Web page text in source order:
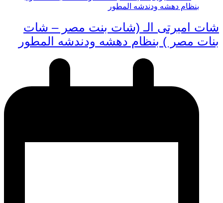
شات اميرتى الـ (شات بنت مصر – شات
بنات مصر ) بنظام دهشه ودندشه المطور